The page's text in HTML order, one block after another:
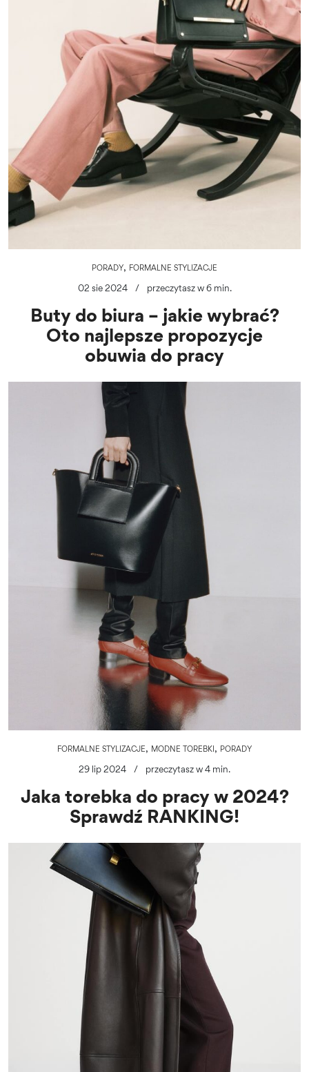
PORADY, FORMALNE STYLIZACJE
02 sie 2024 / przeczytasz w 6 min.
Buty do biura – jakie wybrać?
Oto najlepsze propozycje
obuwia do pracy
FORMALNE STYLIZACJE, MODNE TOREBKI, PORADY
29 lip 2024 / przeczytasz w 4 min.
Jaka torebka do pracy w 2024?
Sprawdź RANKING!